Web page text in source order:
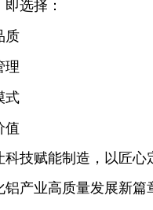
选择：
质
理
式
值
技赋能制造，以匠心
产业高质量发展新篇